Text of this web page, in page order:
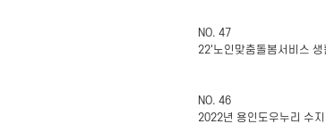
NO. 47
22'노인맞춤돌봄서비스
NO. 46
2022년 용인도우누리 수